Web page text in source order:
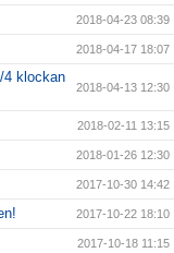
2018-04-23 08:39
2018-04-17 18:07
4 klockan
2018-04-13 12:30
2018-02-11 13:15
2018-01-26 12:30
2017-10-30 14:42
2017-10-22 18:10
2017-10-18 11:15